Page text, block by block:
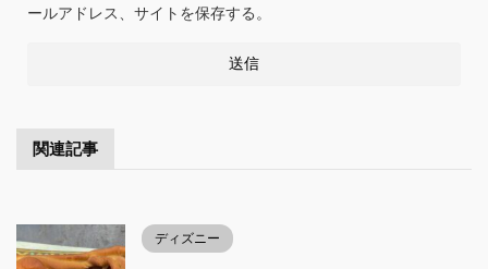
ールアドレス、サイトを保存する。
関連記事
ディズニー